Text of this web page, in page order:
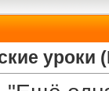
уроки